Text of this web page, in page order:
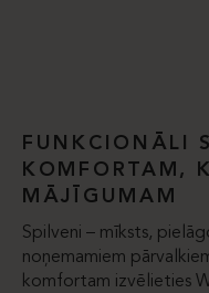
FUNKCIONĀLI
KOMFORTAM,
MĀJĪGUMAM
Spilveni – mīksts,
noņemamiem
komfortam izvēlieties